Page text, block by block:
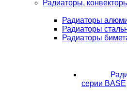
Радиаторы,
Радиаторы
Радиаторы
Радиаторы
серии BASE